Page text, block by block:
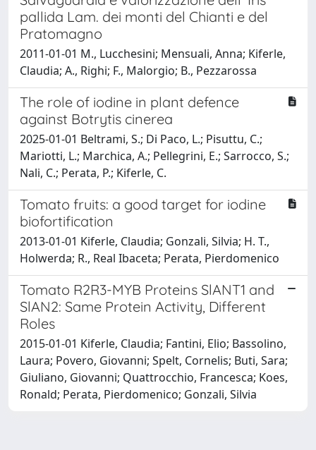
pallida Lam. dei monti del Chianti e del
Pratomagno
2011-01-01 M., Lucchesini; Mensuali, Anna; Kiferle,
Claudia; A., Righi; F., Malorgio; B., Pezzarossa
The role of iodine in plant defence
against Botrytis cinerea
2025-01-01 Beltrami, S.; Di Paco, L.; Pisuttu, C.;
Mariotti, L.; Marchica, A.; Pellegrini, E.; Sarrocco, S.;
Nali, C.; Perata, P.; Kiferle, C.
Tomato fruits: a good target for iodine
biofortification
2013-01-01 Kiferle, Claudia; Gonzali, Silvia; H. T.,
Holwerda; R., Real Ibaceta; Perata, Pierdomenico
Tomato R2R3-MYB Proteins SlANT1 and
SlAN2: Same Protein Activity, Different
Roles
2015-01-01 Kiferle, Claudia; Fantini, Elio; Bassolino,
Laura; Povero, Giovanni; Spelt, Cornelis; Buti, Sara;
Giuliano, Giovanni; Quattrocchio, Francesca; Koes,
Ronald; Perata, Pierdomenico; Gonzali, Silvia